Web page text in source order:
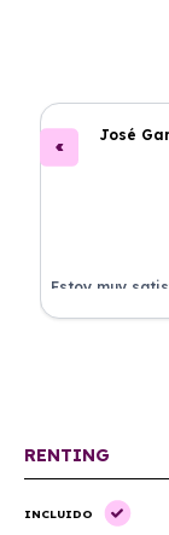
José
Estoy muy
Renting. El
RENTING
INCLUIDO